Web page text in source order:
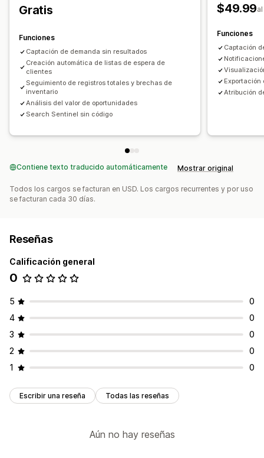
Demanda del cliente
Informes de rendimiento
Previsión de ventas
Gratis
Funciones
Captación de demanda sin resultados
Creación automática de listas de espera de
clientes
Seguimiento de registros totales y brechas de
inventario
Análisis del valor de oportunidades
Search Sentinel sin código
$49.99
Funciones
Captación
Exportación
Atribución
Contiene texto traducido automáticamente Mostrar original
Todos los cargos se facturan en USD. Los cargos recurrentes y por uso
se facturan cada 30 días.
Reseñas
Calificación general
0
5
0
4
0
3
0
2
0
1
0
Escribir una reseña Todas las reseñas
Aún no hay reseñas